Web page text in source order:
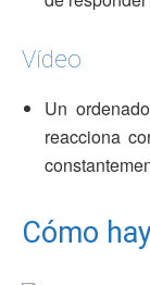
Vídeo
Un
reacciona
Cómo